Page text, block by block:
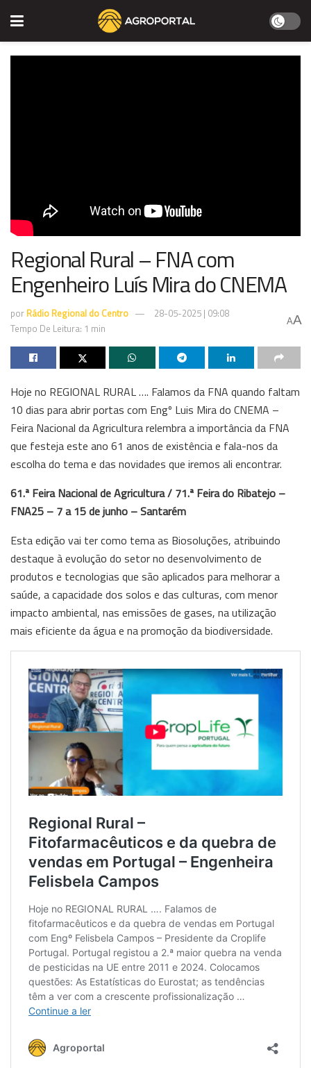
Regional Rural – FNA com
Engenheiro Luís Mira do CNEMA
por Rádio Regional do Centro
28-05-2025 | 09:08
Tempo De Leitura: 1 min
AA
Hoje no REGIONAL RURAL …. Falamos da FNA quando faltam
10 dias para abrir portas com Engº Luis Mira do CNEMA –
Feira Nacional da Agricultura relembra a importância da FNA
que festeja este ano 61 anos de existência e fala-nos da
escolha do tema e das novidades que iremos ali encontrar.
61.ª Feira Nacional de Agricultura / 71.ª Feira do Ribatejo –
FNA25 – 7 a 15 de junho – Santarém
Esta edição vai ter como tema as Biosoluções, atribuindo
destaque à evolução do setor no desenvolvimento de
produtos e tecnologias que são aplicados para melhorar a
saúde, a capacidade dos solos e das culturas, com menor
impacto ambiental, nas emissões de gases, na utilização
mais eficiente da água e na promoção da biodiversidade.